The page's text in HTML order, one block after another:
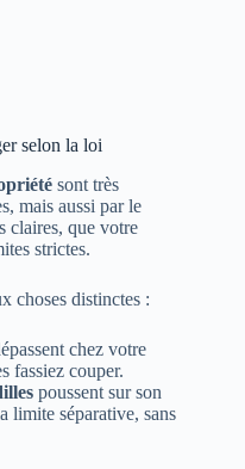
selon la loi
sont très
mais aussi par le
claires, que votre
strictes.
choses distinctes :
chez votre
fassiez couper.
poussent sur son
limite séparative, sans